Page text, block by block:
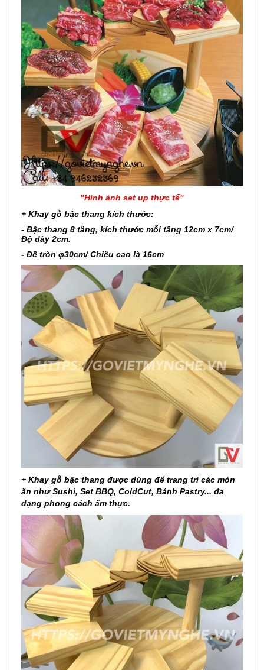
"Hình ảnh set up thực tế"
+ Khay gỗ bậc thang kích thước:
- Bậc thang 8 tầng, kích thước mỗi tầng 12cm x 7cm/
Độ dày 2cm.
- Đế tròn φ30cm/ Chiều cao là 16cm
+ Khay gỗ bậc thang được dùng để trang trí các món
ăn như Sushi, Set BBQ, ColdCut, Bánh Pastry... đa
dạng phong cách ẩm thực.